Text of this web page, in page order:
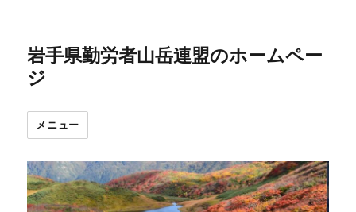
岩手県勤労者山岳連盟のホームペー
ジ
メニュー